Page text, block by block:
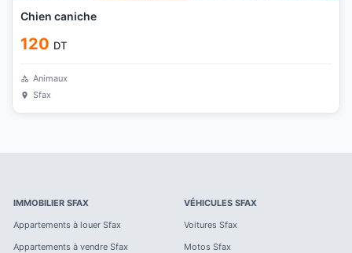
Chien caniche
120 DT
Animaux
Sfax
IMMOBILIER SFAX
Appartements à louer Sfax
Appartements à vendre Sfax
VÉHICULES SFAX
Voitures Sfax
Motos Sfax